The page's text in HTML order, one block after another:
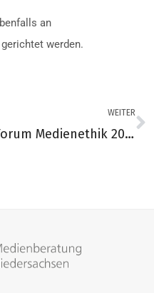
an
gerichtet werden.
WEITER
Forum Medienethik 2026